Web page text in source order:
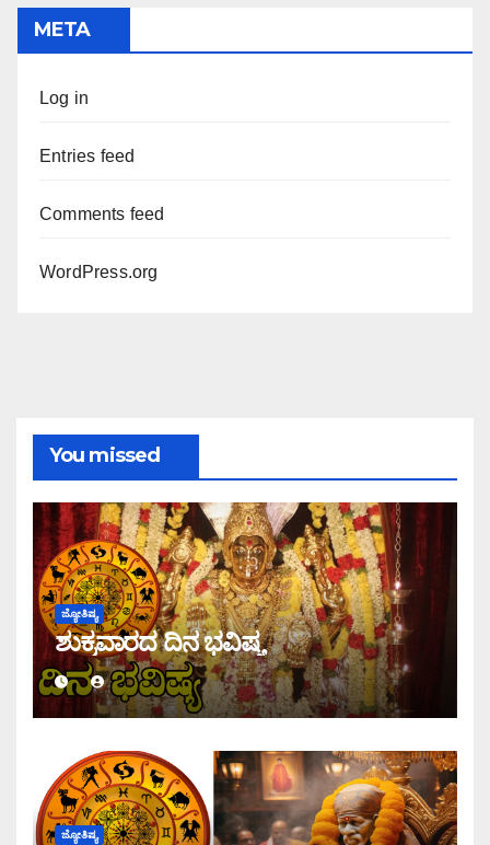
META
Log in
Entries feed
Comments feed
WordPress.org
You missed
ಜ್ಯೋತಿಷ್ಯ
ಶುಕ್ರವಾರದ ದಿನ ಭವಿಷ್ಯ
ಜ್ಯೋತಿಷ್ಯ